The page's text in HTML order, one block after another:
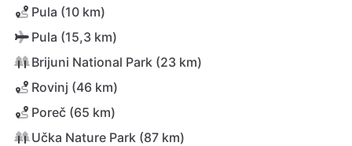
Pula (10 km)
Pula (15,3 km)
Brijuni National Park (23 km)
Rovinj (46 km)
Poreč (65 km)
Učka Nature Park (87 km)